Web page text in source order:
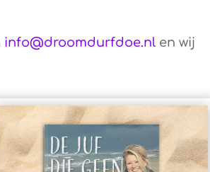
info@droomdurfdoe.nl en wij